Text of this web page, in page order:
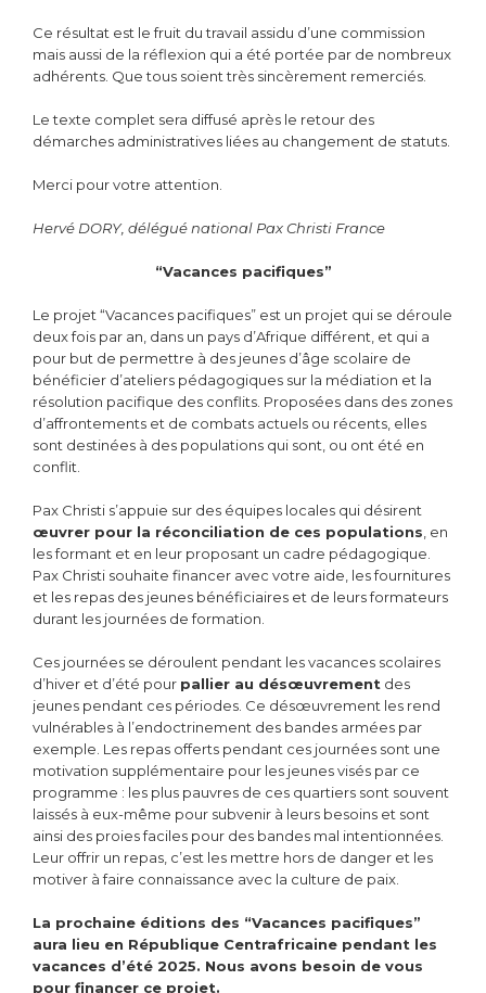
Ce résultat est le fruit du travail assidu d’une commission
mais aussi de la réflexion qui a été portée par de nombreux
adhérents. Que tous soient très sincèrement remerciés.
Le texte complet sera diffusé après le retour des
démarches administratives liées au changement de statuts.
Merci pour votre attention.
Hervé DORY, délégué national Pax Christi France
“Vacances pacifiques”
Le projet “Vacances pacifiques” est un projet qui se déroule
deux fois par an, dans un pays d’Afrique différent, et qui a
pour but de permettre à des jeunes d’âge scolaire de
bénéficier d’ateliers pédagogiques sur la médiation et la
résolution pacifique des conflits. Proposées dans des zones
d’affrontements et de combats actuels ou récents, elles
sont destinées à des populations qui sont, ou ont été en
conflit.
Pax Christi s’appuie sur des équipes locales qui désirent
œuvrer pour la réconciliation de ces populations, en
les formant et en leur proposant un cadre pédagogique.
Pax Christi souhaite financer avec votre aide, les fournitures
et les repas des jeunes bénéficiaires et de leurs formateurs
durant les journées de formation.
Ces journées se déroulent pendant les vacances scolaires
d’hiver et d’été pour pallier au désœuvrement des
jeunes pendant ces périodes. Ce désœuvrement les rend
vulnérables à l’endoctrinement des bandes armées par
exemple. Les repas offerts pendant ces journées sont une
motivation supplémentaire pour les jeunes visés par ce
programme : les plus pauvres de ces quartiers sont souvent
laissés à eux-même pour subvenir à leurs besoins et sont
ainsi des proies faciles pour des bandes mal intentionnées.
Leur offrir un repas, c’est les mettre hors de danger et les
motiver à faire connaissance avec la culture de paix.
La prochaine éditions des “Vacances pacifiques”
aura lieu en République Centrafricaine pendant les
vacances d’été 2025. Nous avons besoin de vous
pour financer ce projet.